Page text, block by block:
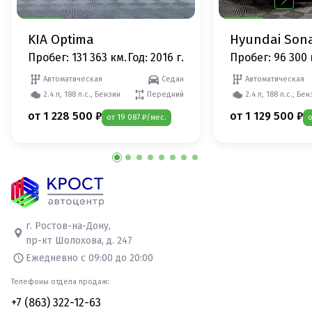
KIA Optima
Пробег: 131 363 км. Год: 2016 г.
Автоматическая
Седан
2.4 л, 188 л.с., Бензин
Передний
от 1 228 500 ₽ от 19 087 ₽/мес.
Hyundai
Пробег: 96 300
Автоматическая
2.4 л, 188 л.с.,
от 1 129 500 ₽
г. Ростов-на-Дону,
пр-кт Шолохова, д. 247
Ежедневно с 09:00 до 20:00
Телефоны отдела продаж:
+7 (863) 322-12-63